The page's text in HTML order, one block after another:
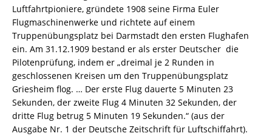
Luftfahrtpioniere, gründete 1908 seine Firma Euler
Flugmaschinenwerke und richtete auf einem
Truppenübungsplatz bei Darmstadt den ersten Flughafen
ein. Am 31.12.1909 bestand er als erster Deutscher die
Pilotenprüfung, indem er „dreimal je 2 Runden in
geschlossenen Kreisen um den Truppenübungsplatz
Griesheim flog. … Der erste Flug dauerte 5 Minuten 23
Sekunden, der zweite Flug 4 Minuten 32 Sekunden, der
dritte Flug betrug 5 Minuten 19 Sekunden.“ (aus der
Ausgabe Nr. 1 der Deutsche Zeitschrift für Luftschiffahrt).